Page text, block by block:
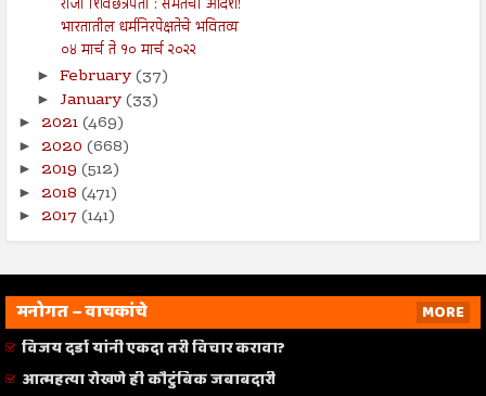
राजा शिवछत्रपती : समतेचा आदर्श!
भारतातील धर्मनिरपेक्षतेचे भवितव्य
०४ मार्च ते १० मार्च २०२२
► February(37)
► January(33)
► 2021(469)
► 2020 (668)
► 2019 (512)
► 2018 (471)
► 2017 (141)
मनोगत – वाचकांचे
MORE
विजय दर्डा यांनी एकदा तरी विचार करावा?
आत्महत्या रोखणे ही कौटुंबिक जबाबदारी